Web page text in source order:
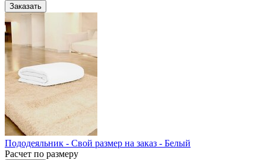
Заказать
Пододеяльник - Свой размер на заказ - Белый
Расчет по размеру